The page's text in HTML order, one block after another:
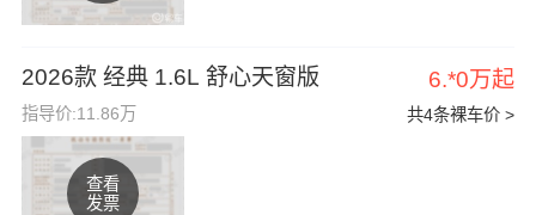
2026款 经典 1.6L 舒心天窗版 6.*0万起
共4条裸车价 >
指导价:11.86万
查看
发票